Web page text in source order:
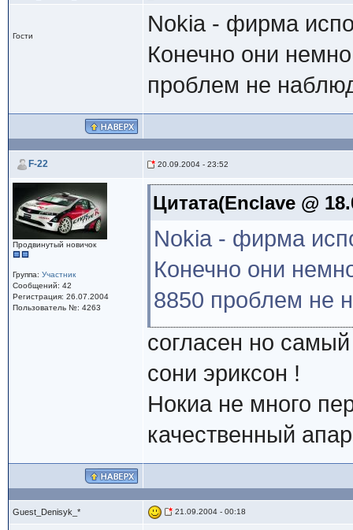
Гости
Nokia - фирма
Конечно они
проблем не
F-22 20.09.2004 - 23:52
Продвинутый новичок
Группа: Участник
Сообщений: 42
Регистрация: 26.07.2004
Пользователь №: 4263
Цитата(Enclave @
Nokia - фирма
Конечно они
8850 проблем не
согласен но
сони эриксон !
Нокиа не много
качественный
Guest_Denisyk_* 21.09.2004 - 00:18